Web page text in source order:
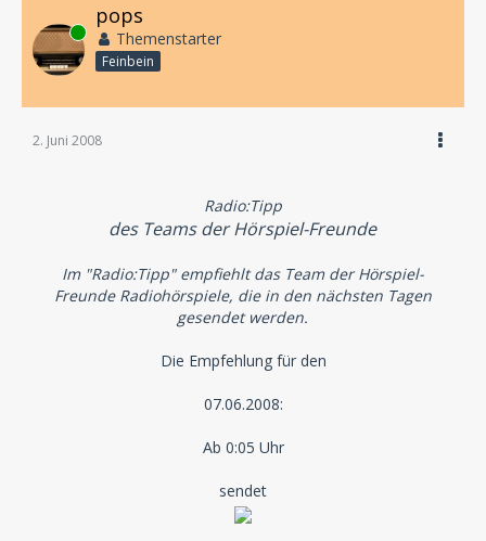
Online
pops
Themenstarter
Feinbein
2. Juni 2008
Radio:Tipp
des Teams der Hörspiel-Freunde
Im "Radio:Tipp" empfiehlt das Team der Hörspiel-
Freunde Radiohörspiele, die in den nächsten Tagen
gesendet werden.
Die Empfehlung für den
07.06.2008:
Ab 0:05 Uhr
sendet